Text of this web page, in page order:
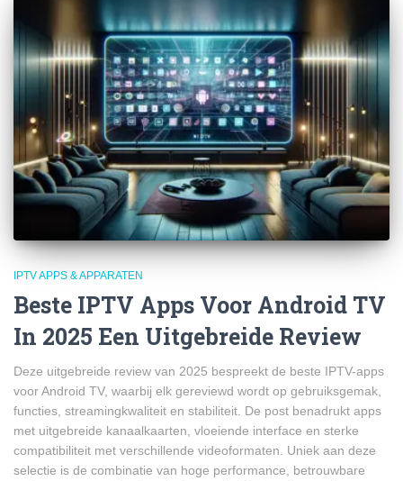
IPTV APPS & APPARATEN
Beste IPTV Apps Voor Android TV
In 2025 Een Uitgebreide Review
Deze uitgebreide review van 2025 bespreekt de beste IPTV-apps
voor Android TV, waarbij elk gereviewd wordt op gebruiksgemak,
functies, streamingkwaliteit en stabiliteit. De post benadrukt apps
met uitgebreide kanaalkaarten, vloeiende interface en sterke
compatibiliteit met verschillende videoformaten. Uniek aan deze
selectie is de combinatie van hoge performance, betrouwbare